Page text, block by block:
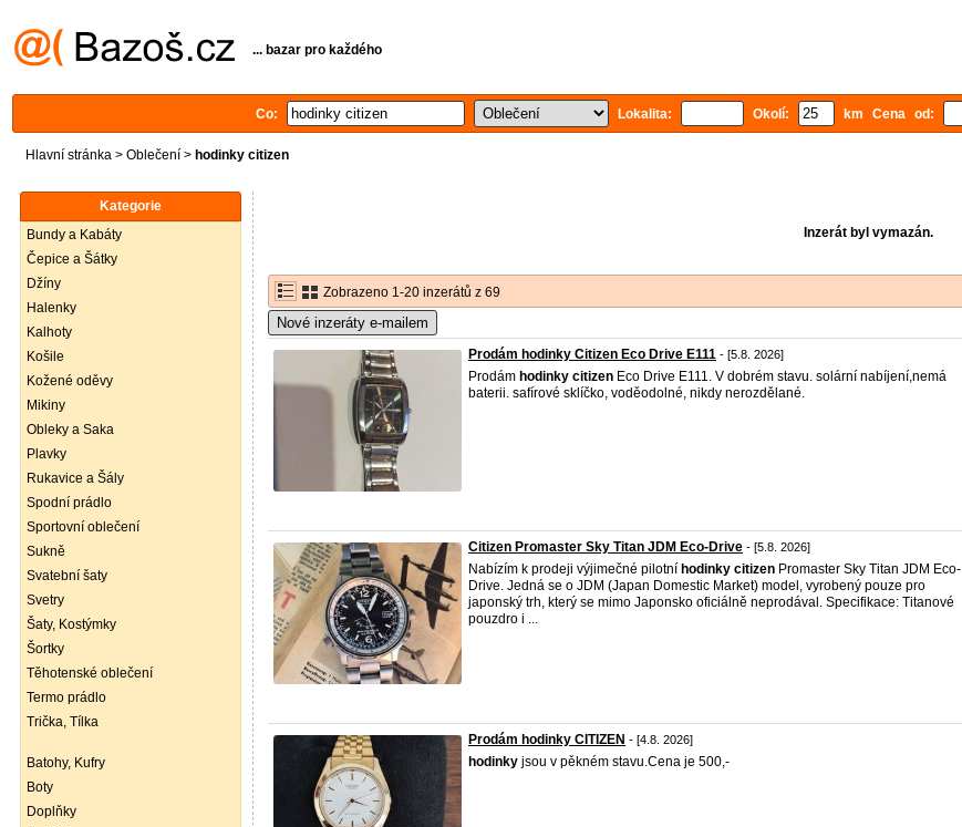
... bazar pro každého
Co: Lokalita: Okolí: km Cena od:
Hlavní stránka > Oblečení > hodinky citizen
Kategorie
Bundy a Kabáty
Čepice a Šátky
Džíny
Halenky
Kalhoty
Košile
Kožené oděvy
Mikiny
Obleky a Saka
Plavky
Rukavice a Šály
Spodní prádlo
Sportovní oblečení
Sukně
Svatební šaty
Svetry
Šaty, Kostýmky
Šortky
Těhotenské oblečení
Termo prádlo
Trička, Tílka
Batohy, Kufry
Boty
Doplňky
Inzerát byl vymazán.
Zobrazeno 1-20 inzerátů z 69
Nové inzeráty e-mailem
Prodám hodinky Citizen Eco Drive E111 - [5.8. 2026]
Prodám hodinky citizen Eco Drive E111. V dobrém stavu. solární nabíjení,nemá
baterii. safírové sklíčko, voděodolné, nikdy nerozdělané.
Citizen Promaster Sky Titan JDM Eco-Drive - [5.8. 2026]
Nabízím k prodeji výjimečné pilotní hodinky citizen Promaster Sky Titan JDM Eco-
Drive. Jedná se o JDM (Japan Domestic Market) model, vyrobený pouze pro
japonský trh, který se mimo Japonsko oficiálně neprodával. Specifikace: Titanové
pouzdro i ...
Prodám hodinky CITIZEN - [4.8. 2026]
hodinky jsou v pěkném stavu.Cena je 500,-